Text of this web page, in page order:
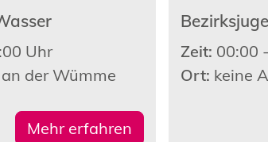
Uhr
der Wümme
Mehr erfahren
Zeit: 00:00
Ort: keine